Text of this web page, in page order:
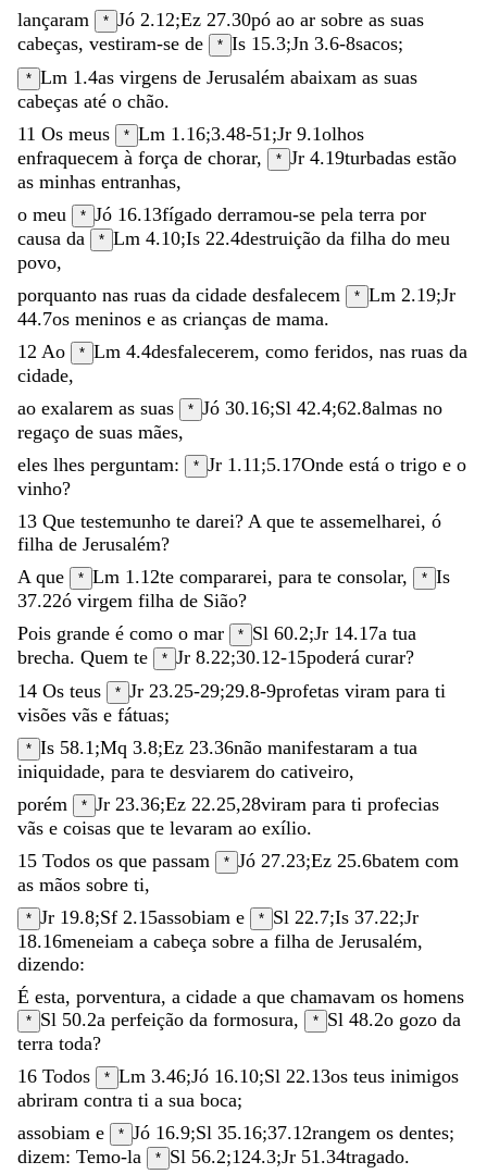
lançaram
* Jó 2.12;Ez 27.30pó ao ar sobre as suas
cabeças, vestiram-se de * Is 15.3;Jn 3.6-8sacos;
* Lm 1.4as virgens de Jerusalém abaixam as suas
cabeças até o chão.
11 Os meus * Lm 1.16;3.48-51 ;Jr 9.1olhos
enfraquecem à força de chorar, * Jr 4.19turbadas estão
as minhas entranhas,
o meu * Jó 16.13fígado derramou-se pela terra por
causa da * Lm 4.10;Is 22.4destruição da filha do meu
povo,
porquanto nas ruas da cidade desfalecem * Lm 2.19;Jr
44.7os meninos e as crianças de mama.
12 Ao * Lm 4.4desfalecerem, como feridos, nas ruas da
cidade,
ao exalarem as suas * Jó 30.16;Sl 42.4;62.8almas no
regaço de suas mães,
eles lhes perguntam: * Jr 1.11 ;5.17Onde está o trigo e o
vinho?
13 Que testemunho te darei? A que te assemelharei, ó
filha de Jerusalém?
A que * Lm 1.12te compararei, para te consolar, * Is
37.22ó virgem filha de Sião?
Pois grande é como o mar * Sl 60.2;Jr 14.17a tua
brecha. Quem te * Jr 8.22;30.12-15poderá curar?
14 Os teus * Jr 23.25-29;29.8-9profetas viram para ti
visões vãs e fátuas;
* Is 58.1 ;Mq 3.8;Ez 23.36não manifestaram a tua
iniquidade, para te desviarem do cativeiro,
porém
* Jr 23.36;Ez 22.25,28viram para ti profecias
vãs e coisas que te levaram ao exílio.
15 Todos os que passam * Jó 27.23;Ez 25.6batem com
as mãos sobre ti,
* Jr 19.8;Sf 2.15assobiam e * Sl 22.7;Is 37.22;Jr
18.16meneiam a cabeça sobre a filha de Jerusalém,
dizendo:
É esta, porventura, a cidade a que chamavam os homens
* Sl 50.2a perfeição da formosura, * Sl 48.2o gozo da
terra toda?
16 Todos * Lm 3.46;Jó 16.10;Sl 22.13os teus inimigos
abriram contra ti a sua boca;
assobiam e * Jó 16.9;Sl 35.16;37.12rangem os dentes;
dizem: Temo-la * Sl 56.2;124.3;Jr 51.34tragado.